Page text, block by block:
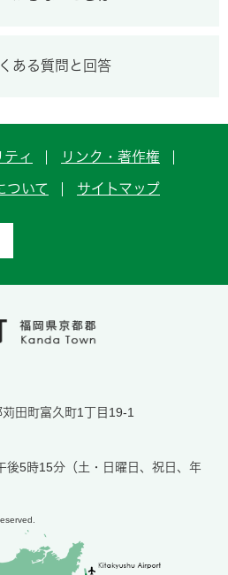
ある質問と回答
ィ リンク・著作権
ついて サイトマップ
田町富久町1丁目19-1
後5時15分（土・日曜日、祝日、年